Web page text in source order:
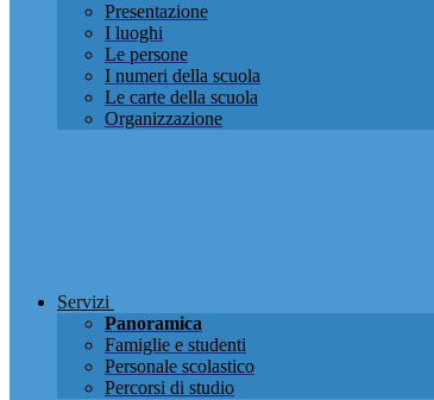
Presentazione
I luoghi
Le persone
I numeri della scuola
Le carte della scuola
Organizzazione
Servizi
Panoramica
Famiglie e studenti
Personale scolastico
Percorsi di studio